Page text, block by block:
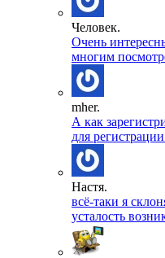
Человек.
Очень
многим
mher.
А как
для
Настя.
всё-таки я
усталость